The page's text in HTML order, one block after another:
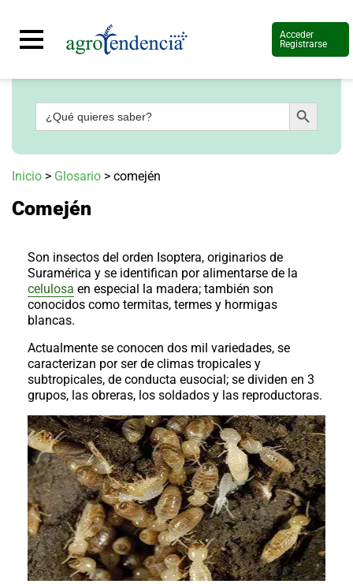
Acceder
Registrarse
Señal
en
más
Agrotendencia
Planes
Glosario
Agroshow
Regístrate
suscríbete
al
boletín
Contáctenos
Acuicultura
Agricultura
de
precisión
Apicultura
Avicultura
Cultivos
Ganadería
Hidroponía
Buscar: Botón de búsqueda
Inicio > Glosario > comején
Comején
Son insectos del orden Isoptera, originarios de
Suramérica y se identifican por alimentarse de la
celulosa en especial la madera; también son
conocidos como termitas, termes y hormigas
blancas.
Actualmente se conocen dos mil variedades, se
caracterizan por ser de climas tropicales y
subtropicales, de conducta eusocial; se dividen en 3
grupos, las obreras, los soldados y las reproductoras.